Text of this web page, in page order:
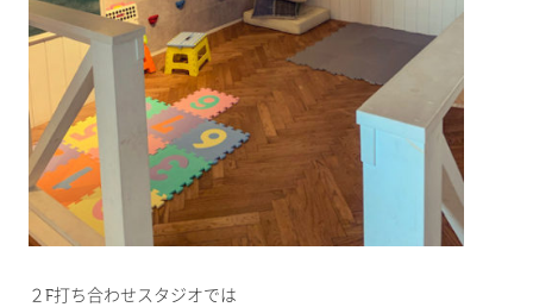
２F打ち合わせスタジオでは